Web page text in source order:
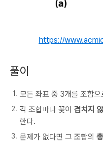
https://
풀이
모든 좌표 중 3개를 조합으
각 조합마다 꽃이 겹치지
한다.
문제가 없다면 그 조합의